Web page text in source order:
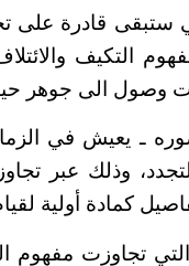
ستبقى قادرة على
التكيف
وصول الى جوهر
ـ يعيش في
وذلك عبر
كمادة أولية
تجاوزت مفهوم